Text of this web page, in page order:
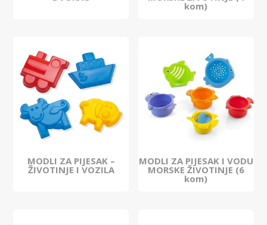
kom)
MODLI ZA PIJESAK –
ŽIVOTINJE I VOZILA
MODLI ZA PIJESAK I VODU
MORSKE ŽIVOTINJE (6
kom)